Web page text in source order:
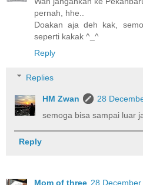
pernah, hhe..
Doakan aja deh kak,
seperti kakak ^_^
Reply
Replies
HM Zwan
28
semoga bisa sampai luar
Reply
Mom of three 28